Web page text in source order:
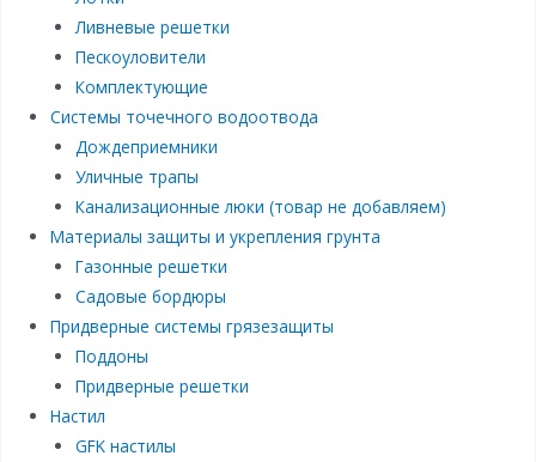
Ливневые решетки
Пескоуловители
Комплектующие
Системы точечного водоотвода
Дождеприемники
Уличные трапы
Канализационные люки (товар не добавляем)
Материалы защиты и укрепления грунта
Газонные решетки
Садовые бордюры
Придверные системы грязезащиты
Поддоны
Придверные решетки
Настил
GFK настилы